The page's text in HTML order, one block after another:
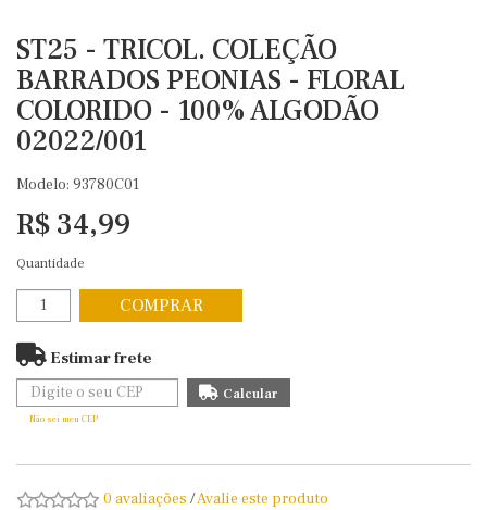
ST25 - TRICOL. COLEÇÃO
BARRADOS PEONIAS - FLORAL
COLORIDO - 100% ALGODÃO
02022/001
Modelo: 93780C01
R$ 34,99
Quantidade
COMPRAR
Estimar frete
Não sei meu CEP
0 avaliações /Avalie este produto